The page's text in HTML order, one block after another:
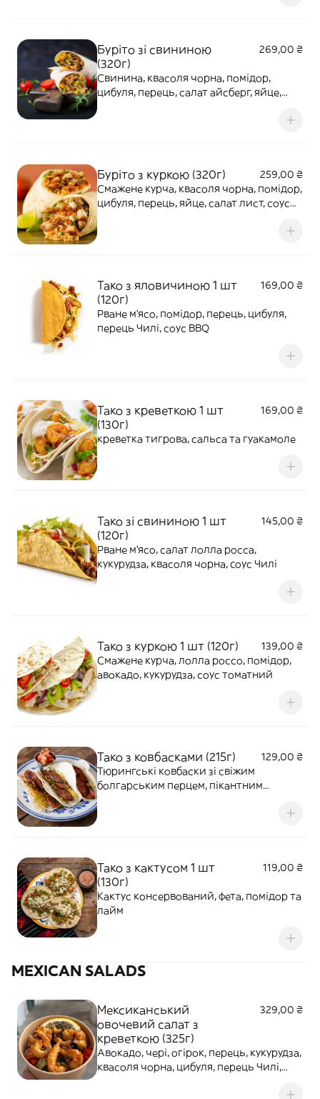
Буріто зі свининою
(320г)
269,00 ₴
Свинина, квасоля чорна, помідор,
цибуля, перець, салат айсберг, яйце,
Буріто з куркою (320г)
259,00 ₴
Смажене курча, квасоля чорна, помідор,
цибуля, перець, яйце, салат лист, соус
Тако з яловичиною 1 шт
(120г)
169,00 ₴
Рване м'ясо, помідор, перець, цибуля,
перець Чилі, соус BBQ
Тако з креветкою 1 шт
(130г)
169,00 ₴
креветка тигрова, сальса та гуакамоле
Тако зі свининою 1 шт
(120г)
145,00 ₴
Рване м'ясо, салат лолла росса,
кукурудза, квасоля чорна, cоус Чилі
Тако з куркою 1 шт (120г)
139,00 ₴
Смажене курча, лолла россо, помідор,
авокадо, кукурудза, соус томатний
Тако з ковбасками (215г)
129,00 ₴
Тюрингські ковбаски зі свіжим
болгарським перцем, пікантним
Тако з кактусом 1 шт
(130г)
119,00 ₴
Кактус консервований, фета, помідор та
лайм
MEXICAN SALADS
Мексиканський
овочевий салат з
креветкою (325г)
329,00 ₴
Авокадо, чері, огірок, перець, кукурудза,
квасоля чорна, цибуля, перець Чилі,